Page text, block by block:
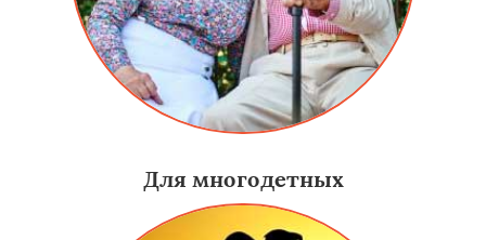
Для многодетных